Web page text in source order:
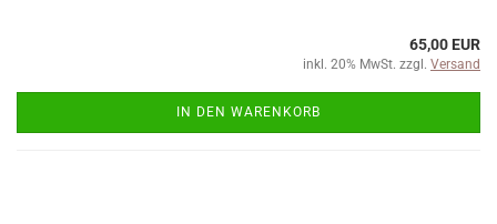
65,00 EUR
inkl. 20% MwSt. zzgl. Versand
IN DEN WARENKORB